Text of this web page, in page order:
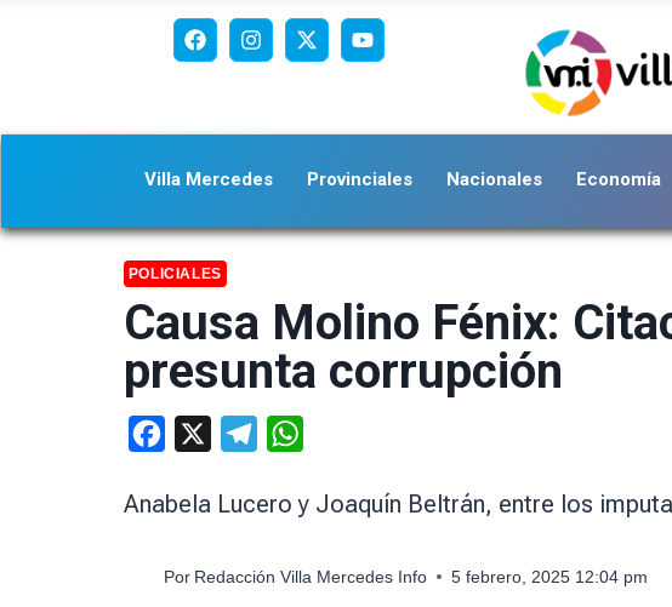
Villa Mercedes Provinciales Nacionales Economía
POLICIALES
Causa Molino Fénix:
presunta corrupción
Facebook Telegram
Anabela Lucero y Joaquín Beltrán, entre los
Por Redacción Villa Mercedes Info 5 febrero, 2025 12:04 pm